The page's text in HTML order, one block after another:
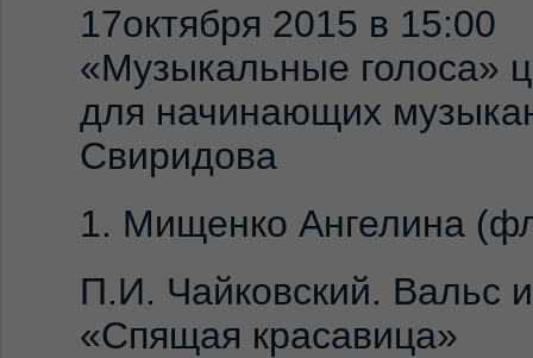
17октября 2015 в 15:00
«Музыкальные голоса»
для начинающих
Свиридова
1. Мищенко Ангелина
П.И. Чайковский. Вальс
«Спящая красавица»